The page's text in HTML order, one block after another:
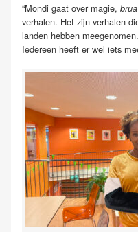
“Mondi gaat over magie, brua
verhalen. Het zijn verhalen
landen hebben
Iedereen heeft er wel iets